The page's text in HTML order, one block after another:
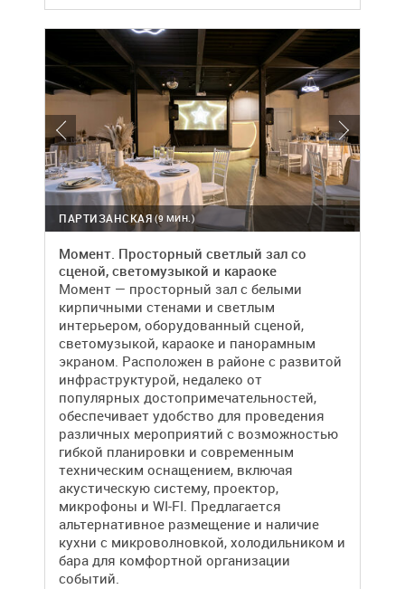
(9 МИН.)
ПАРТИЗАНСКАЯ
Момент. Просторный светлый зал со
сценой, светомузыкой и караоке
Момент — просторный зал с белыми
кирпичными стенами и светлым
интерьером, оборудованный сценой,
светомузыкой, караоке и панорамным
экраном. Расположен в районе с развитой
инфраструктурой, недалеко от
популярных достопримечательностей,
обеспечивает удобство для проведения
различных мероприятий с возможностью
гибкой планировки и современным
техническим оснащением, включая
акустическую систему, проектор,
микрофоны и WI-FI. Предлагается
альтернативное размещение и наличие
кухни с микроволновкой, холодильником и
бара для комфортной организации
событий.